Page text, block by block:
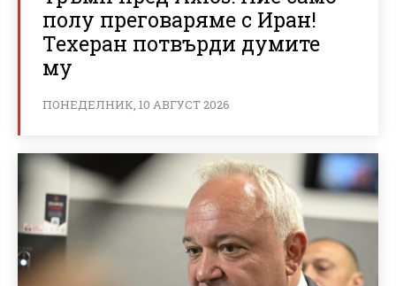
полу преговаряме с Иран!
Техеран потвърди думите
му
ПОНЕДЕЛНИК, 10 АВГУСТ 2026